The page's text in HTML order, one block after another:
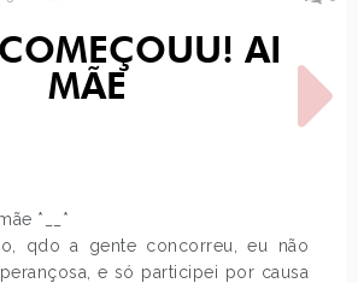
COMEÇOUU! AI
MÃE
*__*
qdo a gente concorreu, eu não
e só participei por causa
Ô!
FESTA SURPRESA NO
ESTÁGIO